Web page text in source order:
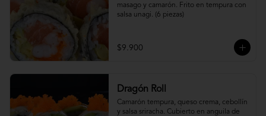
masago y camarón. Frito en tempura con
salsa unagi. (6 piezas)
$9.900
Dragón Roll
Camarón tempura, queso crema, cebollín
y salsa sriracha. Cubierto en anguila de